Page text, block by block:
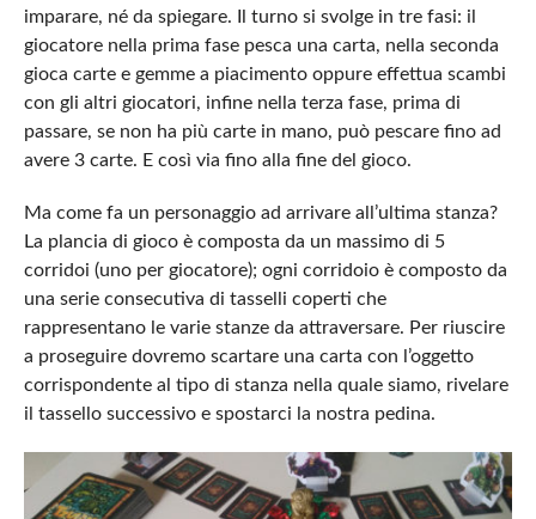
imparare, né da spiegare. Il turno si svolge in tre fasi: il
giocatore nella prima fase pesca una carta, nella seconda
gioca carte e gemme a piacimento oppure effettua scambi
con gli altri giocatori, infine nella terza fase, prima di
passare, se non ha più carte in mano, può pescare fino ad
avere 3 carte. E così via fino alla fine del gioco.
Ma come fa un personaggio ad arrivare all’ultima stanza?
La plancia di gioco è composta da un massimo di 5
corridoi (uno per giocatore); ogni corridoio è composto da
una serie consecutiva di tasselli coperti che
rappresentano le varie stanze da attraversare. Per riuscire
a proseguire dovremo scartare una carta con l’oggetto
corrispondente al tipo di stanza nella quale siamo, rivelare
il tassello successivo e spostarci la nostra pedina.